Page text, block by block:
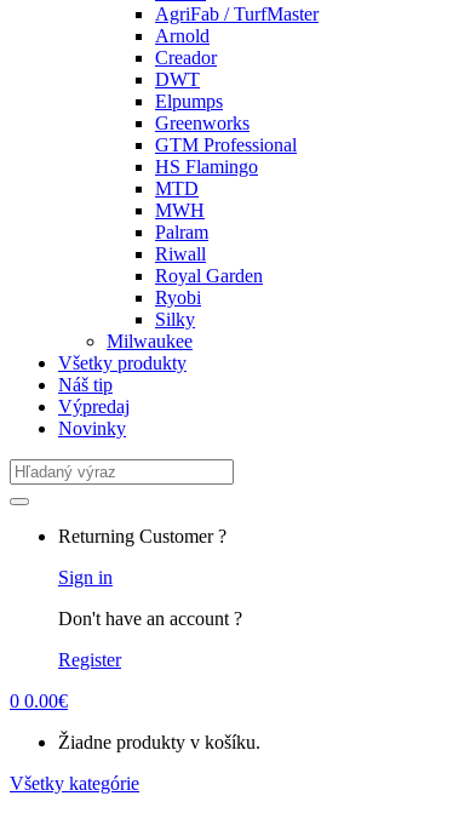
AgriFab / TurfMaster
Arnold
Creador
DWT
Elpumps
Greenworks
GTM Professional
HS Flamingo
MTD
MWH
Palram
Riwall
Royal Garden
Ryobi
Silky
Milwaukee
Všetky produkty
Náš tip
Výpredaj
Novinky
Search
for:
Returning Customer ?
Sign in
Don't have an account ?
Register
0 0.00€
Žiadne produkty v košíku.
Všetky kategórie